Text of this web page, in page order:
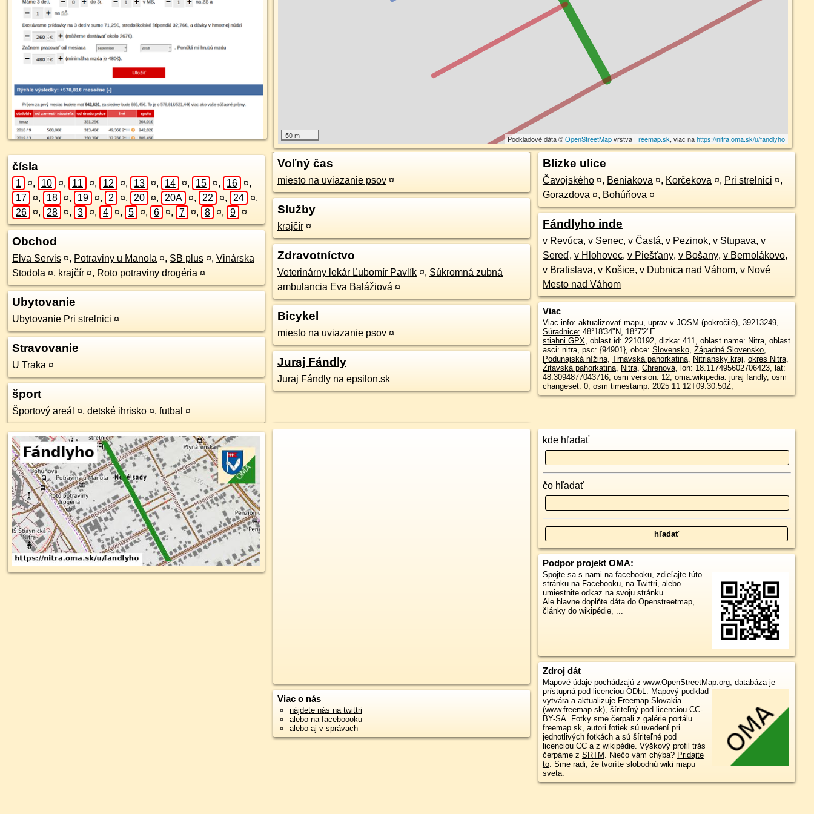
50 m Podkladové dáta ©OpenStreetMapvrstva Freemap.sk, viac nahttps://nitra.oma.sk/u/fandlyho
čísla
1 ¤, 10 ¤, 11 ¤, 12 ¤, 13 ¤, 14 ¤, 15 ¤, 16 ¤,
17
¤, 18 ¤, 19 ¤, 2 ¤, 20 ¤, 20A ¤, 22 ¤, 24 ¤,
26
¤, 28 ¤, 3 ¤, 4 ¤, 5 ¤, 6 ¤, 7 ¤, 8 ¤, 9 ¤
Obchod
Elva Servis ¤, Potraviny u Manola ¤, SB plus ¤, Vinárska
Stodola ¤, krajčír ¤, Roto potraviny drogéria ¤
Ubytovanie
Ubytovanie Pri strelnici ¤
Stravovanie
U Traka ¤
šport
Športový areál ¤, detské ihrisko ¤, futbal ¤
Voľný čas
miesto na uviazanie psov ¤
Služby
krajčír ¤
Zdravotníctvo
Veterinárny lekár Ľubomír Pavlík ¤, Súkromná zubná
ambulancia Eva Balážiová ¤
Bicykel
miesto na uviazanie psov ¤
Juraj Fándly
Juraj Fándly na epsilon.sk
Blízke ulice
Čavojského ¤, Beniakova ¤, Korčekova ¤, Pri strelnici ¤,
Gorazdova ¤, Bohúňova ¤
Fándlyho inde
v Revúca, v Senec, v Častá, v Pezinok, v Stupava, v
Sereď, v Hlohovec, v Piešťany, v Bošany, v Bernolákovo,
v Bratislava, v Košice, v Dubnica nad Váhom, v Nové
Mesto nad Váhom
Viac
Viac info: aktualizovať mapu, uprav v JOSM (pokročilé), 39213249,
Súradnice: 48°18'34"N, 18°7'2"E
stiahni GPX, oblast id: 2210192, dlzka: 411, oblast name: Nitra, oblast
asci: nitra, psc: {94901}, obce: Slovensko, Západné Slovensko,
Podunajská nížina, Trnavská pahorkatina, Nitriansky kraj, okres Nitra,
Žitavská pahorkatina, Nitra, Chrenová, lon: 18.117495602706423, lat:
48.3094877043716, osm version: 12, oma:wikipedia: juraj fandly, osm
changeset: 0, osm timestamp: 2025 11 12T09:30:50Z,
Viac o nás
nájdete nás na twittri
alebo na faceboooku
alebo aj v správach
kde hľadať
čo hľadať
Podpor projekt OMA:
Spojte sa s nami na facebooku, zdieľajte túto
stránku na Facebooku, na Twittri, alebo
umiestnite odkaz na svoju stránku.
Ale hlavne doplňte dáta do Openstreetmap,
články do wikipédie, ...
Zdroj dát
Mapové údaje pochádzajú z www.OpenStreetMap.org, databáza je
prístupná pod licenciou ODbL. Mapový podklad
vytvára a aktualizuje Freemap Slovakia
(www.freemap.sk), šíriteľný pod licenciou CC-
BY-SA. Fotky sme čerpali z galérie portálu
freemap.sk, autori fotiek sú uvedení pri
jednotlivých fotkách a sú šíriteľné pod
licenciou CC a z wikipédie. Výškový profil trás
čerpáme z SRTM . Niečo vám chýba? Pridajte
to. Sme radi, že tvoríte slobodnú wiki mapu
sveta.